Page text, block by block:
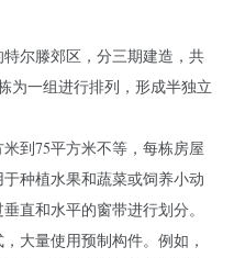
特尔滕郊区，分三期建造，共
为一组进行排列，形成半独立
米到75平方米不等，每栋房屋
种植水果和蔬菜或饲养小动
直和水平的窗带进行划分。
大量使用预制构件。例如，